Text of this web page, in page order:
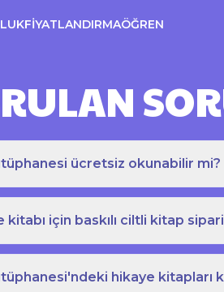
FIYATLANDIRMAÖĞREN
ücretsiz okunabilir mi?
için baskılı ciltli kitap
hikaye kitapları